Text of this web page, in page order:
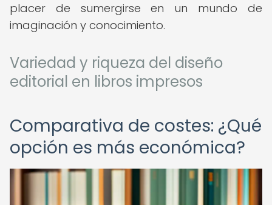
placer de sumergirse en un mundo de
imaginación y conocimiento.
Variedad y riqueza del diseño
editorial en libros impresos
Comparativa de costes: ¿Qué
opción es más económica?